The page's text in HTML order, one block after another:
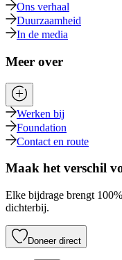
Ons verhaal
Duurzaamheid
In de media
Meer over
Werken bij
Foundation
Contact en route
Maak het verschil
Elke bijdrage brengt
dichterbij.
Doneer direct